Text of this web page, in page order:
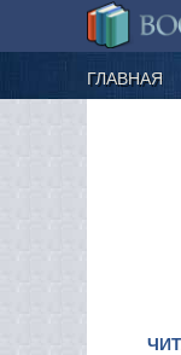
ГЛАВНАЯ